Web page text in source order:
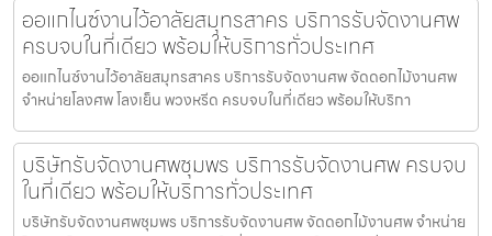
ออแกไนซ์งานไว้อาลัยสมุทรสาคร บริการรับจัดงานศพ
ครบจบในที่เดียว พร้อมให้บริการทั่วประเทศ
ออแกไนซ์งานไว้อาลัยสมุทรสาคร บริการรับจัดงานศพ จัดดอกไม้งานศพ
จำหน่ายโลงศพ โลงเย็น พวงหรีด ครบจบในที่เดียว พร้อมให้บริกา
บริษัทรับจัดงานศพชุมพร บริการรับจัดงานศพ ครบจบ
ในที่เดียว พร้อมให้บริการทั่วประเทศ
บริษัทรับจัดงานศพชุมพร บริการรับจัดงานศพ จัดดอกไม้งานศพ จำหน่าย